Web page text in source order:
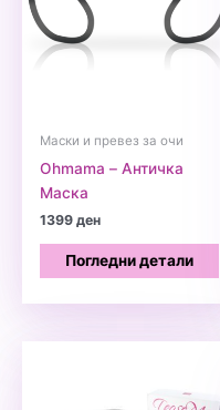
Маски и превез за очи
Ohmama – Античка
Маскa
1399ден
Погледни детали